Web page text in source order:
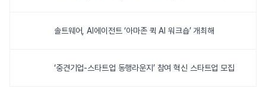
솔트웨어, AI에이전트 ‘아마존 퀵 AI 워크숍’ 개최해
‘중견기업-스타트업 동행라운지’ 참여 혁신 스타트업 모집